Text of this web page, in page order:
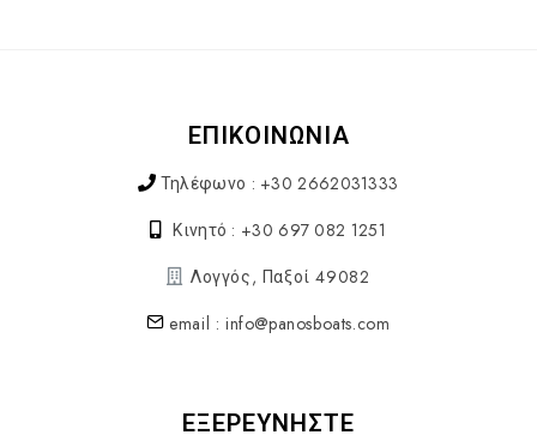
ΕΠΙΚΟΙΝΩΝΙΑ
Τηλέφωνο : +30 2662031333
Κινητό : +30 697 082 1251
Λογγός, Παξοί 49082
email : info@panosboats.com
ΕΞΕΡΕΥΝΗΣΤΕ